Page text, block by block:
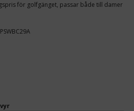
för golfgänget, passar både till damer
PSWBC29A